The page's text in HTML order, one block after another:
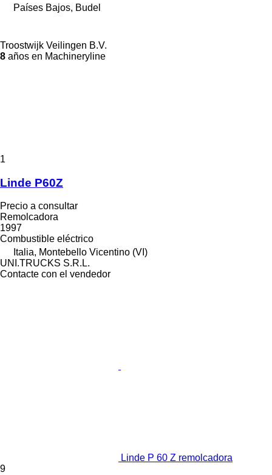
Países Bajos, Budel
Troostwijk Veilingen B.V.
8 años en Machineryline
1
Linde P60Z
Precio a consultar
Remolcadora
1997
Combustible eléctrico
Italia, Montebello Vicentino (VI)
UNI.TRUCKS S.R.L.
Contacte con el vendedor
Linde P 60 Z remolcadora
9